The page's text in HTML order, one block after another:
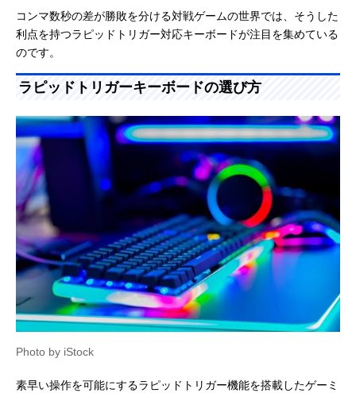
コンマ数秒の差が勝敗を分ける対戦ゲームの世界では、そうした
利点を持つラピッドトリガー対応キーボードが注目を集めている
のです。
ラピッドトリガーキーボードの選び方
Photo by iStock
素早い操作を可能にするラピッドトリガー機能を搭載したゲーミ